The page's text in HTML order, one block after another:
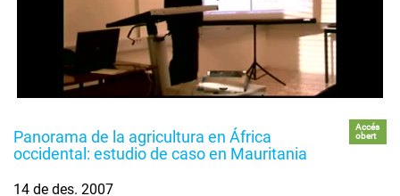
Panorama de la agricultura en África
occidental: estudio de caso en Mauritania
Accés
obert
14 de des. 2007